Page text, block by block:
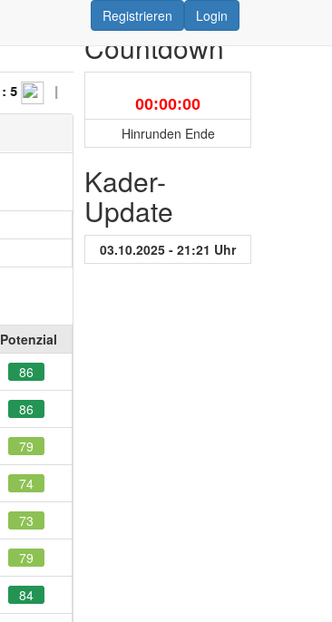
Registrieren Login
|
Potenzial
86
86
79
74
73
79
84
Countdown
00:00:00
Hinrunden Ende
Kader-
Update
03.10.2025 - 21:21 Uhr